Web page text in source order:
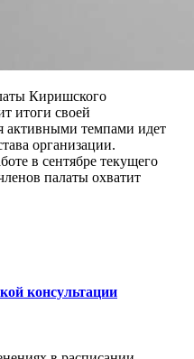
Киришского
итоги своей
активными темпами идет
организации.
в сентябре текущего
палаты охватит
консультации